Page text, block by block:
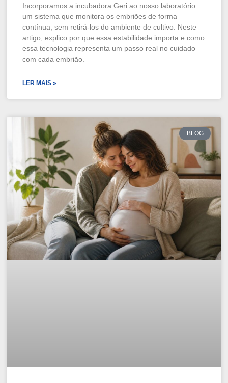
Incorporamos a incubadora Geri ao nosso laboratório:
um sistema que monitora os embriões de forma
contínua, sem retirá-los do ambiente de cultivo. Neste
artigo, explico por que essa estabilidade importa e como
essa tecnologia representa um passo real no cuidado
com cada embrião.
LER MAIS »
BLOG